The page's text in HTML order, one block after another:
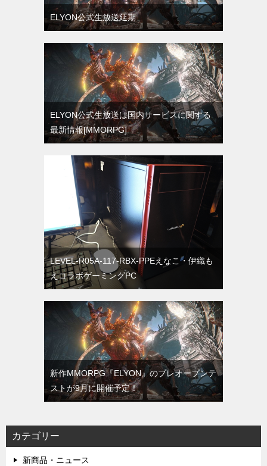
ELYON公式生放送延期
ELYON公式生放送は国内サービスに関する
最新情報[MMORPG]
LEVEL-R05A-117-RBX-PPEえなこ・伊織も
えコラボゲーミングPC
新作MMORPG『ELYON』のプレオープンテ
ストが9月に開催予定！
カテゴリー
新商品・ニュース